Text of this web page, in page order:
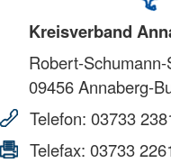
Kreisverband
Robert-Schumann-
09456Annaberg-
Telefon: 03733
Telefax: 03733